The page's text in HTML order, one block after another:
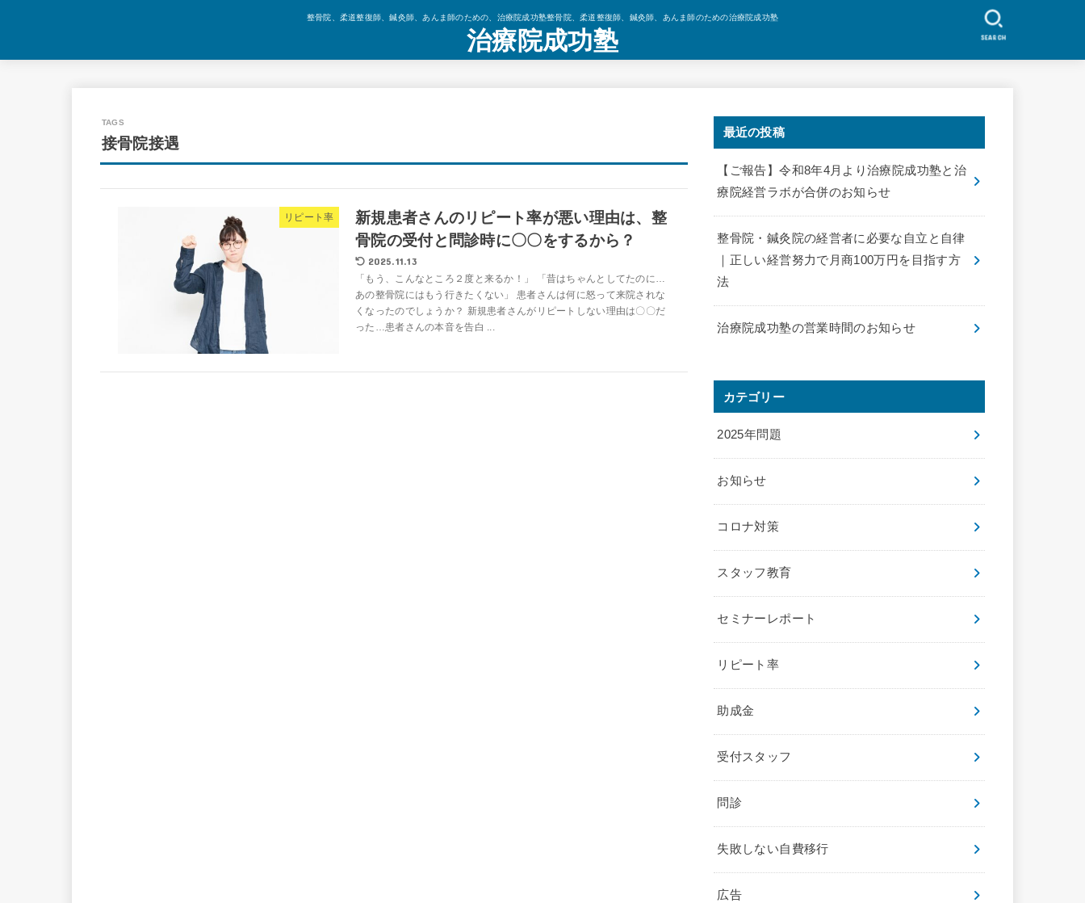
整骨院、柔道整復師、鍼灸師、あんま師のための、治療院成功塾整骨院、柔道整復師、鍼灸師、あんま師のための治療院成功塾
治療院成功塾 SEARCH
接骨院接遇
リピート率
新規患者さんのリピート率が悪い理由は、整
骨院の受付と問診時に〇〇をするから？
2025.11.13
「もう、こんなところ２度と来るか！」 「昔はちゃんとしてたのに…
あの整骨院にはもう行きたくない」 患者さんは何に怒って来院されな
くなったのでしょうか？ 新規患者さんがリピートしない理由は〇〇だ
った…患者さんの本音を告白 ...
最近の投稿
【ご報告】令和8年4月より治療院成功塾と治
療院経営ラボが合併のお知らせ
整骨院・鍼灸院の経営者に必要な自立と自律
｜正しい経営努力で月商100万円を目指す方
法
治療院成功塾の営業時間のお知らせ
カテゴリー
2025年問題
お知らせ
コロナ対策
スタッフ教育
セミナーレポート
リピート率
助成金
受付スタッフ
問診
失敗しない自費移行
広告